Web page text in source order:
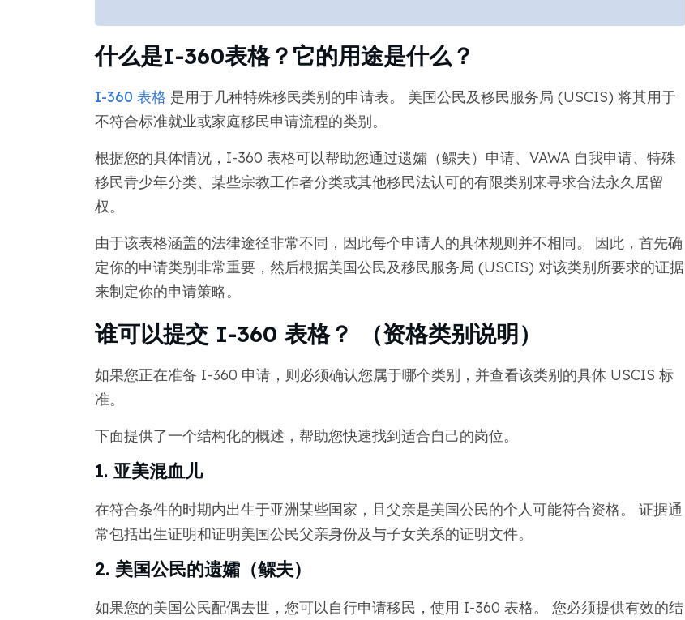
什么是I-360表格？它的用途是什么？
I-360 表格 是用于几种特殊移民类别的申请表。 美国公民及移民服务局 (USCIS) 将其用于
不符合标准就业或家庭移民申请流程的类别。
根据您的具体情况，I-360 表格可以帮助您通过遗孀（鳏夫）申请、VAWA 自我申请、特殊
移民青少年分类、某些宗教工作者分类或其他移民法认可的有限类别来寻求合法永久居留
权。
由于该表格涵盖的法律途径非常不同，因此每个申请人的具体规则并不相同。 因此，首先确
定你的申请类别非常重要，然后根据美国公民及移民服务局 (USCIS) 对该类别所要求的证据
来制定你的申请策略。
谁可以提交 I-360 表格？ （资格类别说明）
如果您正在准备 I-360 申请，则必须确认您属于哪个类别，并查看该类别的具体 USCIS 标
准。
下面提供了一个结构化的概述，帮助您快速找到适合自己的岗位。
1. 亚美混血儿
在符合条件的时期内出生于亚洲某些国家，且父亲是美国公民的个人可能符合资格。 证据通
常包括出生证明和证明美国公民父亲身份及与子女关系的证明文件。
2. 美国公民的遗孀（鳏夫）
如果您的美国公民配偶去世，您可以自行申请移民，使用 I-360 表格。 您必须提供有效的结